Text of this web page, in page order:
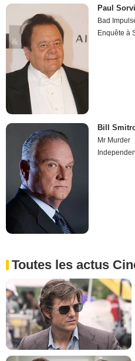
Paul
Bad
Enquête à
Bill
Mr Murder
Toutes les actus